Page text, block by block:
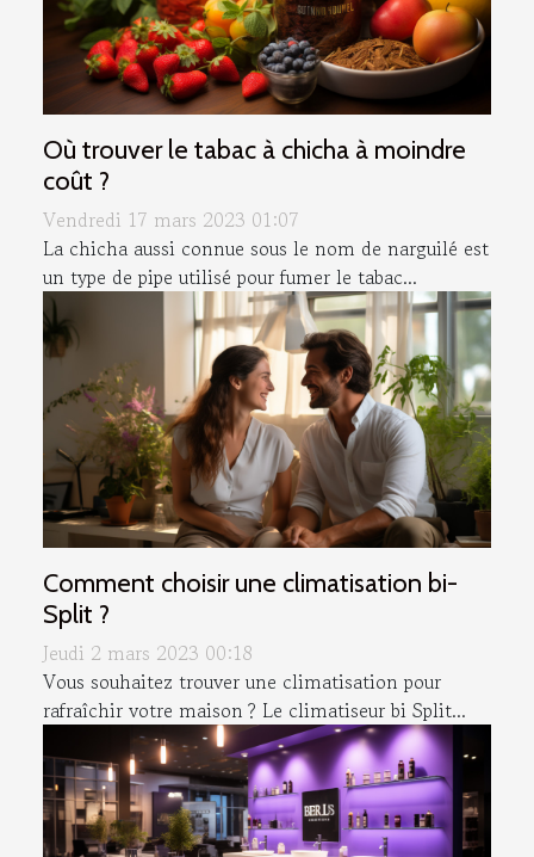
Où trouver le tabac à chicha à moindre
coût ?
Vendredi 17 mars 2023 01:07
La chicha aussi connue sous le nom de narguilé est
un type de pipe utilisé pour fumer le tabac...
Comment choisir une climatisation bi-
Split ?
Jeudi 2 mars 2023 00:18
Vous souhaitez trouver une climatisation pour
rafraîchir votre maison ? Le climatiseur bi Split...